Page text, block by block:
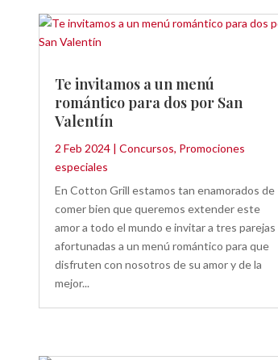
Te invitamos a un menú
romántico para dos por San
Valentín
2 Feb 2024| Concursos, Promociones
especiales
En Cotton Grill estamos tan enamorados de
comer bien que queremos extender este
amor a todo el mundo e invitar a tres parejas
afortunadas a un menú romántico para que
disfruten con nosotros de su amor y de la
mejor...